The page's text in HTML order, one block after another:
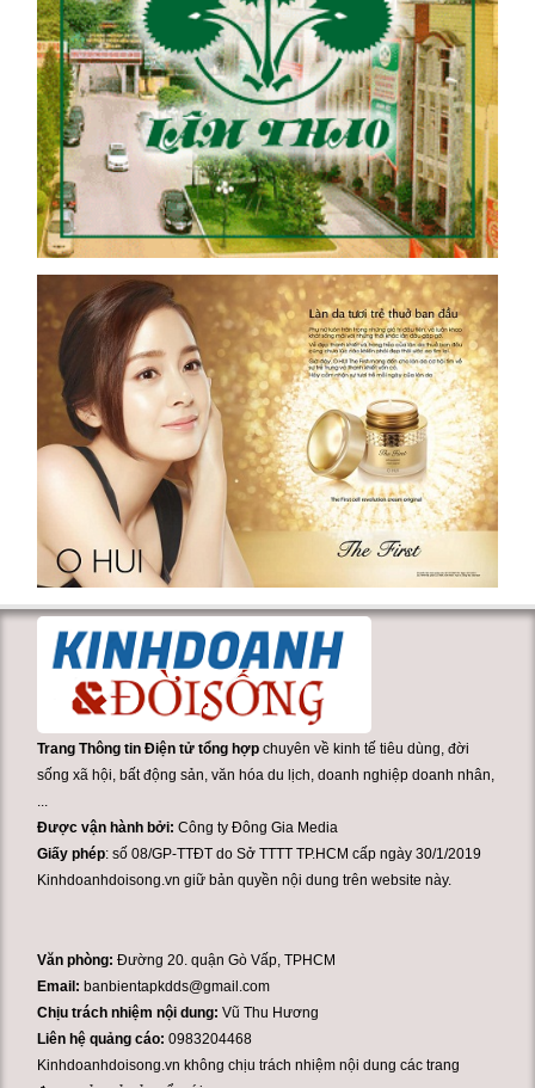
Trang Thông tin Điện tử tổng hợp chuyên về kinh tế tiêu dùng, đời
sống xã hội, bất động sản, văn hóa du lịch, doanh nghiệp doanh nhân,
...
Được vận hành bởi:Công ty Đông Gia Media
Giấy phép: số 08/GP-TTĐT do Sở TTTT TP.HCM cấp ngày 30/1/2019
Kinhdoanhdoisong.vn giữ bản quyền nội dung trên website này.
Văn phòng:Đường 20. quận Gò Vấp, TPHCM
Email: banbientapkdds@gmail.com
Chịu trách nhiệm nội dung: Vũ Thu Hương
Liên hệ quảng cáo:0983204468
Kinhdoanhdoisong.vn không chịu trách nhiệm nội dung các trang